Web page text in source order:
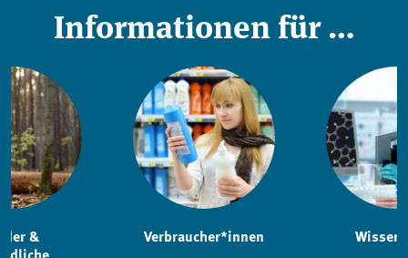
Informationen für …
&
Verbraucher*innen